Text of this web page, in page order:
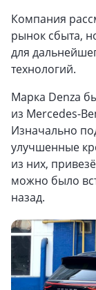
Компания
рынок сбыта,
для
технологий.
Марка Denza
из Mercedes-
Изначально
улучшенные
из них,
можно было
назад.